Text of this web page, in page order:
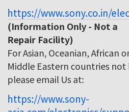
https://www.sony.co.in/
(Information Only - Not a
Repair Facility)
For Asian, Oceanian, African
Middle Eastern countries not
please email Us at:
https://www.sony-